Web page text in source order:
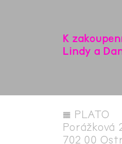
K
Lindy a
◊ PLATO
Porážková
702 00